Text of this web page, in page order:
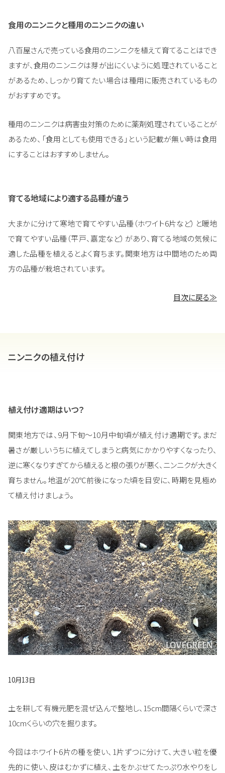
食用のニンニクと種用のニンニクの違い
八百屋さんで売っている食用のニンニクを植えて育てることはでき
ますが、食用のニンニクは芽が出にくいように処理されていること
があるため、しっかり育てたい場合は種用に販売されているもの
がおすすめです。
種用のニンニクは病害虫対策のために薬剤処理されていることが
あるため、「食用としても使用できる」という記載が無い時は食用
にすることはおすすめしません。
育てる地域により適する品種が違う
大まかに分けて寒地で育てやすい品種（ホワイト6片など）と暖地
で育てやすい品種（平戸、嘉定など）があり、育てる地域の気候に
適した品種を植えるとよく育ちます。関東地方は中間地のため両
方の品種が栽培されています。
目次に戻る≫
ニンニクの植え付け
植え付け適期はいつ？
関東地方では、9月下旬～10月中旬頃が植え付け適期です。まだ
暑さが厳しいうちに植えてしまうと病気にかかりやすくなったり、
逆に寒くなりすぎてから植えると根の張りが悪く、ニンニクが大きく
育ちません。地温が20℃前後になった頃を目安に、時期を見極め
て植え付けましょう。
10月13日
土を耕して有機元肥を混ぜ込んで整地し、15cm間隔くらいで深さ
10cmくらいの穴を掘ります。
今回はホワイト6片の種を使い、1片ずつに分けて、大きい粒を優
先的に使い、皮はむかずに植え、土をかぶせてたっぷり水やりをし